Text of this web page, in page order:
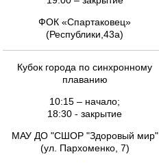
ФОК «Спартаковец»
(Республики,43а)
Кубок города по синхронному
плаванию
10:15 – начало;
18:30 - закрытие
МАУ ДО "СШОР "Здоровый мир"
(ул. Пархоменко, 7)